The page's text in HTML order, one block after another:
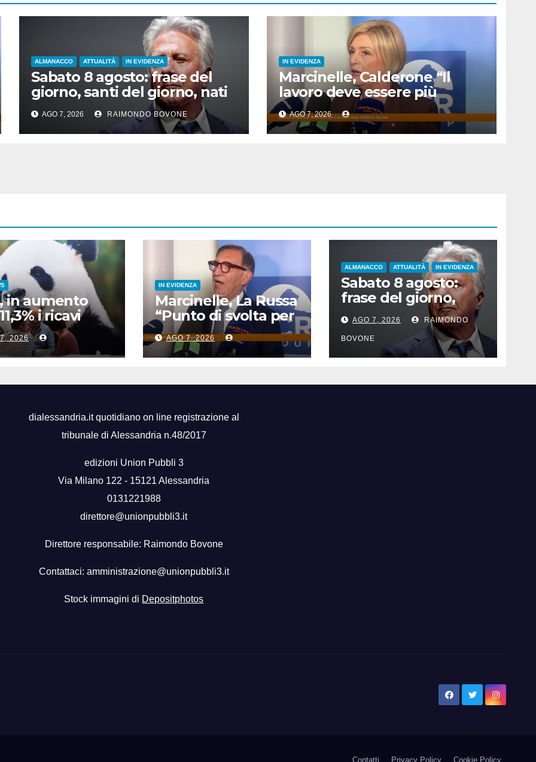
ALMANACCO ATTUALITÀ IN EVIDENZA
Sabato 8 agosto: frase del
giorno, santi del giorno, nati
famosi, accadde oggi
AGO 7, 2026 RAIMONDO BOVONE
IN EVIDENZA
Marcinelle, Calderone “Il
lavoro deve essere più
sicuro”
AGO 7, 2026
in aumento
i ricavi
2026
IN EVIDENZA
Marcinelle, La Russa
“Punto di svolta per
la sicurezza sul
lavoro”
AGO 7, 2026
ALMANACCO ATTUALITÀ IN EVIDENZA
Sabato 8 agosto:
frase del giorno,
santi del giorno, nati
famosi, accadde
oggi
AGO 7, 2026 RAIMONDO
BOVONE
dialessandria.it quotidiano on line registrazione al
tribunale di Alessandria n.48/2017
edizioni Union Pubbli 3
Via Milano 122 - 15121 Alessandria
0131221988
direttore@unionpubbli3.it
Direttore responsabile: Raimondo Bovone
Contattaci: amministrazione@unionpubbli3.it
Stock immagini di Depositphotos
Contatti Privacy Policy Cookie Policy